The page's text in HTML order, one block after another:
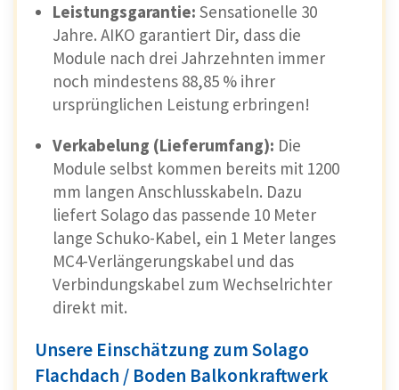
Leistungsgarantie: Sensationelle 30
Jahre. AIKO garantiert Dir, dass die
Module nach drei Jahrzehnten immer
noch mindestens 88,85 % ihrer
ursprünglichen Leistung erbringen!
Verkabelung (Lieferumfang): Die
Module selbst kommen bereits mit 1200
mm langen Anschlusskabeln. Dazu
liefert Solago das passende 10 Meter
lange Schuko-Kabel, ein 1 Meter langes
MC4-Verlängerungskabel und das
Verbindungskabel zum Wechselrichter
direkt mit.
Unsere Einschätzung zum Solago
Flachdach / Boden Balkonkraftwerk